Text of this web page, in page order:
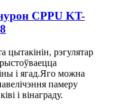
CPPU KT-
цытакінін, рэгулятар
і ягад.Яго можна
памеру
і вінаграду.